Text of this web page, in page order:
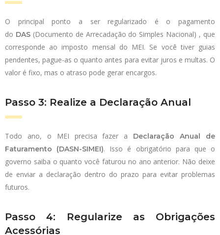
O principal ponto a ser regularizado é o pagamento
do DAS(Documento de Arrecadação do Simples Nacional) , que
corresponde ao imposto mensal do MEI. Se você tiver guias
pendentes, pague-as o quanto antes para evitar juros e multas. O
valor é fixo, mas o atraso pode gerar encargos.
Passo 3: Realize a Declaração Anual
Todo ano, o MEI precisa fazer a Declaração Anual de
Faturamento (DASN-SIMEI). Isso é obrigatório para que o
governo saiba o quanto você faturou no ano anterior. Não deixe
de enviar a declaração dentro do prazo para evitar problemas
futuros.
Passo 4: Regularize as Obrigações
Acessórias